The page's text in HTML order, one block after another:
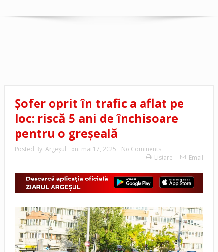
Șofer oprit în trafic a aflat pe
loc: riscă 5 ani de închisoare
pentru o greșeală
Posted By: Argeşul on: mai 17, 2025
No Comments
Listare
Email